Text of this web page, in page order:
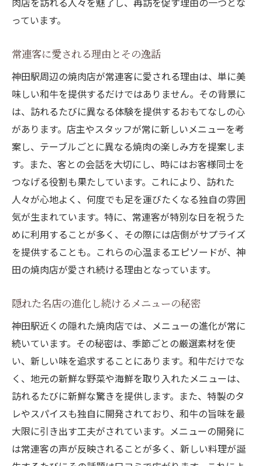
名店が提供する焼肉の奥深い秘密
和牛の美味しさを支える名店の努力
焼肉ファンを虜にする神田駅の名店で特別なひ
ととき
焼肉ファン必見の特別な体験が待つ名店
訪れるたびに新しい発見がある焼肉の世界
神田駅の名店でしか味わえない極上のひと
とき
焼肉愛好家にとっての特別な場所の魅力
名店で味わうことのできる至福の瞬間
焼肉ファンを魅了する名店の特別なひとと
き
っています。
常連客に愛される理由とその逸話
神田駅周辺の焼肉店が常連客に愛される理由は、単に美
味しい和牛を提供するだけではありません。その背景に
は、訪れるたびに異なる体験を提供するおもてなしの心
があります。店主やスタッフが常に新しいメニューを考
案し、テーブルごとに異なる焼肉の楽しみ方を提案しま
す。また、客との会話を大切にし、時にはお客様同士を
つなげる役割も果たしています。これにより、訪れた
人々が心地よく、何度でも足を運びたくなる独自の雰囲
気が生まれています。特に、常連客が特別な日を祝うた
めに利用することが多く、その際には店側がサプライズ
を提供することも。これらの心温まるエピソードが、神
田の焼肉店が愛され続ける理由となっています。
隠れた名店の進化し続けるメニューの秘密
神田駅近くの隠れた焼肉店では、メニューの進化が常に
続いています。その秘密は、季節ごとの厳選素材を使
い、新しい味を追求することにあります。和牛だけでな
く、地元の新鮮な野菜や海鮮を取り入れたメニューは、
訪れるたびに新鮮な驚きを提供します。また、特製のタ
レやスパイスも独自に開発されており、和牛の旨味を最
大限に引き出す工夫がされています。メニューの開発に
は常連客の声が反映されることが多く、新しい料理が誕